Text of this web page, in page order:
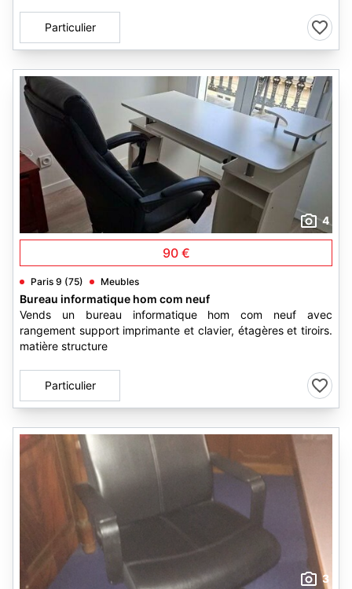
Particulier
4
90 €
Paris 9 (75) Meubles
Bureau informatique hom com neuf
Vends un bureau informatique hom com neuf avec
rangement support imprimante et clavier, étagères et tiroirs.
matière structure
Particulier
3